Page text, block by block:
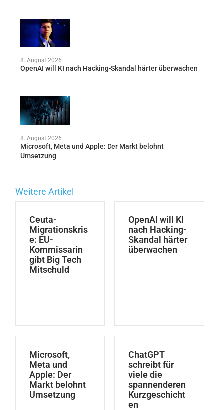
8. August 2026
OpenAI will KI nach Hacking-Skandal härter überwachen
8. August 2026
Microsoft, Meta und Apple: Der Markt belohnt
Umsetzung
Weitere Artikel
Ceuta-
Migrationskris
e: EU-
Kommissarin
gibt Big Tech
Mitschuld
OpenAI will KI
nach Hacking-
Skandal härter
überwachen
Microsoft,
Meta und
Apple: Der
Markt belohnt
Umsetzung
ChatGPT
schreibt für
viele die
spannenderen
Kurzgeschicht
en